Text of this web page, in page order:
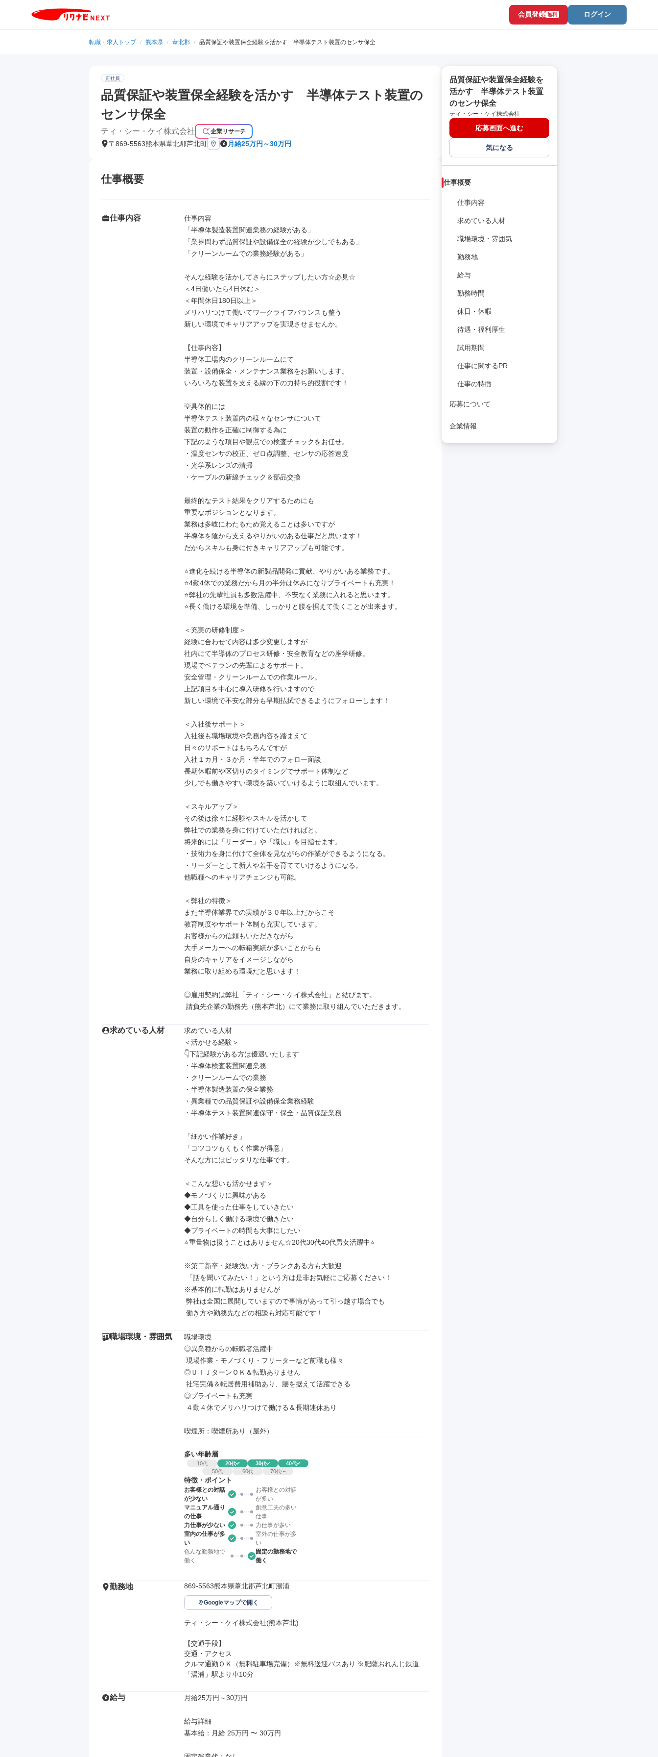
会員登録 無料 ログイン
転職・求人トップ / 熊本県 / 葦北郡 / 品質保証や装置保全経験を活かす 半導体テスト装置のセンサ保全
正社員
品質保証や装置保全経験を活かす 半導体テスト装置の
センサ保全
ティ・シー・ケイ株式会社 企業リサーチ
〒869-5563熊本県葦北郡芦北町 月給25万円～30万円
仕事概要
仕事内容
仕事内容
「半導体製造装置関連業務の経験がある」
「業界問わず品質保証や設備保全の経験が少しでもある」
「クリーンルームでの業務経験がある」
そんな経験を活かしてさらにステップしたい方☆必見☆
＜4日働いたら4日休む＞
＜年間休日180日以上＞
メリハリつけて働いてワークライフバランスも整う
新しい環境でキャリアアップを実現させませんか。
【仕事内容】
半導体工場内のクリーンルームにて
装置・設備保全・メンテナンス業務をお願いします。
いろいろな装置を支える縁の下の力持ち的役割です！
💡具体的には
半導体テスト装置内の様々なセンサについて
装置の動作を正確に制御する為に
下記のような項目や観点での検査チェックをお任せ。
・温度センサの校正、ゼロ点調整、センサの応答速度
・光学系レンズの清掃
・ケーブルの新線チェック＆部品交換
最終的なテスト結果をクリアするためにも
重要なポジションとなります。
業務は多岐にわたるため覚えることは多いですが
半導体を陰から支えるやりがいのある仕事だと思います！
だからスキルも身に付きキャリアアップも可能です。
⭐進化を続ける半導体の新製品開発に貢献、やりがいある業務です。
⭐4勤4休での業務だから月の半分は休みになりプライベートも充実！
⭐弊社の先輩社員も多数活躍中、不安なく業務に入れると思います。
⭐長く働ける環境を準備、しっかりと腰を据えて働くことが出来ます。
＜充実の研修制度＞
経験に合わせて内容は多少変更しますが
社内にて半導体のプロセス研修・安全教育などの座学研修。
現場でベテランの先輩によるサポート。
安全管理・クリーンルームでの作業ルール。
上記項目を中心に導入研修を行いますので
新しい環境で不安な部分も早期払拭できるようにフォローします！
＜入社後サポート＞
入社後も職場環境や業務内容を踏まえて
日々のサポートはもちろんですが
入社１カ月・３か月・半年でのフォロー面談
長期休暇前や区切りのタイミングでサポート体制など
少しでも働きやすい環境を築いていけるように取組んでいます。
＜スキルアップ＞
その後は徐々に経験やスキルを活かして
弊社での業務を身に付けていただければと。
将来的には「リーダー」や「職長」を目指せます。
・技術力を身に付けて全体を見ながらの作業ができるようになる。
・リーダーとして新人や若手を育てていけるようになる。
他職種へのキャリアチェンジも可能。
＜弊社の特徴＞
また半導体業界での実績が３０年以上だからこそ
教育制度やサポート体制も充実しています。
お客様からの信頼もいただきながら
大手メーカーへの転籍実績が多いことからも
自身のキャリアをイメージしながら
業務に取り組める環境だと思います！
◎雇用契約は弊社「ティ・シー・ケイ株式会社」と結びます。
請負先企業の勤務先（熊本芦北）にて業務に取り組んでいただきます。
求めている人材
求めている人材
＜活かせる経験＞
👇下記経験がある方は優遇いたします
・半導体検査装置関連業務
・クリーンルームでの業務
・半導体製造装置の保全業務
・異業種での品質保証や設備保全業務経験
・半導体テスト装置関連保守・保全・品質保証業務
「細かい作業好き」
「コツコツもくもく作業が得意」
そんな方にはピッタリな仕事です。
＜こんな想いも活かせます＞
◆モノづくりに興味がある
◆工具を使った仕事をしていきたい
◆自分らしく働ける環境で働きたい
◆プライベートの時間も大事にしたい
⭐重量物は扱うことはありません☆20代30代40代男女活躍中⭐
※第二新卒・経験浅い方・ブランクある方も大歓迎
※基本的に転勤はありませんが
働き方や勤務先などの相談も対応可能です！
職場環境・雰囲気
職場環境
◎異業種からの転職者活躍中
◎ＵＩＪターンＯＫ＆転勤ありません
◎プライベートも充実
喫煙所：喫煙所あり（屋外）
多い年齢層
10代 20代 30代 40代
50代 60代 70代〜
特徴・ポイント
お客様との対話
が少ない
お客様との対話
が多い
マニュアル通り
の仕事
創意工夫の多い
仕事
力仕事が少ない
力仕事が多い
室内の仕事が多
い
室外の仕事が多
い
色んな勤務地で
働く
固定の勤務地で
働く
勤務地 869-5563熊本県葦北郡芦北町湯浦
Googleマップで開く
ティ・シー・ケイ株式会社(熊本芦北)
【交通手段】
交通・アクセス
クルマ通勤ＯＫ（無料駐車場完備）※無料送迎バスあり ※肥薩おれんじ鉄道
「湯浦」駅より車10分
給与 月給25万円～30万円
給与詳細
基本給：月給 25万円 〜 30万円
品質保証や装置保全経験を
活かす 半導体テスト装置
のセンサ保全
ティ・シー・ケイ株式会社
応募画面へ進む
気になる
仕事概要
仕事内容
求めている人材
職場環境・雰囲気
勤務地
給与
勤務時間
休日・休暇
待遇・福利厚生
試用期間
仕事に関するPR
仕事の特徴
応募について
企業情報